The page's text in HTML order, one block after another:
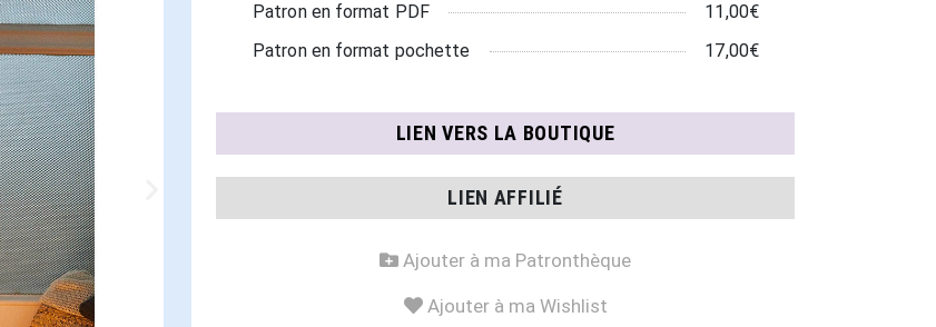
Patron en format PDF
11,00€
Patron en format pochette
17,00€
LIEN VERS LA BOUTIQUE
LIEN AFFILIÉ
Ajouter à ma Patronthèque
Ajouter à ma Wishlist